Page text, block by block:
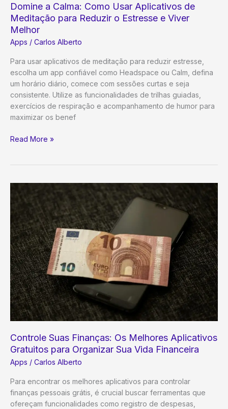
Idioma!
Domine a Calma: Como Usar Aplicativos de
Meditação para Reduzir o Estresse e Viver
Melhor
Apps / Carlos Alberto
Para usar aplicativos de meditação para reduzir estresse,
escolha um app confiável como Headspace ou Calm, defina
um horário diário, comece com sessões curtas e seja
consistente. Utilize as funcionalidades de trilhas guiadas,
exercícios de respiração e acompanhamento de humor para
maximizar os benef
Domine
Usar
Meditação
para
Reduzir
o
Estresse
e
Viver
Melhor
Read More »
Controle Suas Finanças: Os Melhores Aplicativos
Gratuitos para Organizar Sua Vida Financeira
Apps / Carlos Alberto
Para encontrar os melhores aplicativos para controlar
finanças pessoais grátis, é crucial buscar ferramentas que
ofereçam funcionalidades como registro de despesas,